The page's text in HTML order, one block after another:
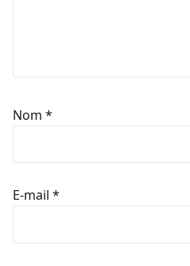
Nom *
E-mail *